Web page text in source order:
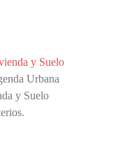
y Suelo
Urbana
y Suelo